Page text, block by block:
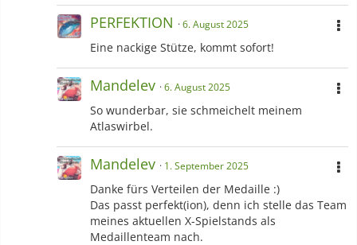
PERFEKTION 6. August 2025
Eine nackige Stütze, kommt sofort!
Mandelev 6. August 2025
So wunderbar, sie schmeichelt meinem
Atlaswirbel.
Mandelev 1. September 2025
Danke fürs Verteilen der Medaille :)
Das passt perfekt(ion), denn ich stelle das Team
meines aktuellen X-Spielstands als
Medaillenteam nach.